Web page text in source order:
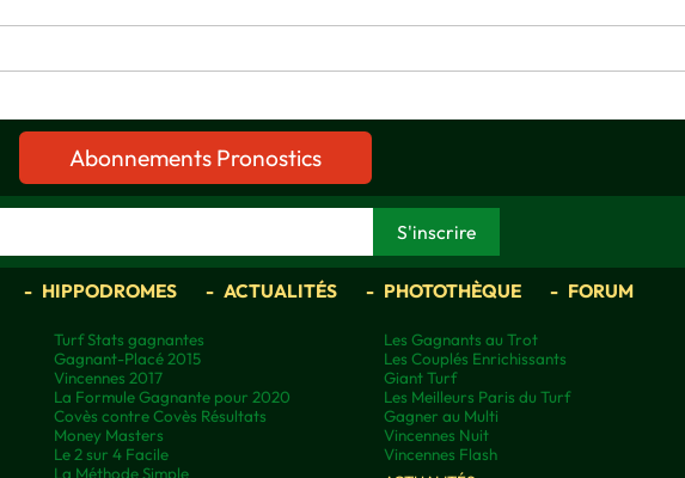
Abonnements Pronostics
HIPPODROMES ACTUALITÉS PHOTOTHÈQUE FORUM
Turf Stats gagnantes
Gagnant-Placé 2015
Vincennes 2017
La Formule Gagnante pour 2020
Covès contre Covès Résultats
Money Masters
Le 2 sur 4 Facile
La Méthode Simple
Les Gagnants au Trot
Les Couplés Enrichissants
Giant Turf
Les Meilleurs Paris du Turf
Gagner au Multi
Vincennes Nuit
Vincennes Flash